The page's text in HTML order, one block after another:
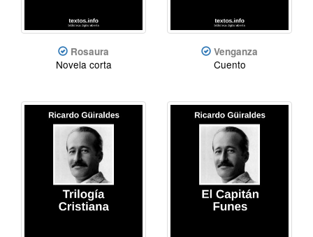
Rosaura
Novela corta
Venganza
Cuento